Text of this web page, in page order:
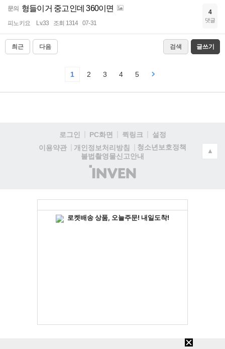
문의 형들이거 중고인데 360이면
피노키요 Lv.33 조회 1314 07-31
4
댓글
최근 다음 검색 글쓰기
1 2 3 4 5
로그인 PC화면 퀵링크
설정
이용약관
개인정보처리방침
청소년보호정책
불법촬영물신고안내
(주)
인
▲